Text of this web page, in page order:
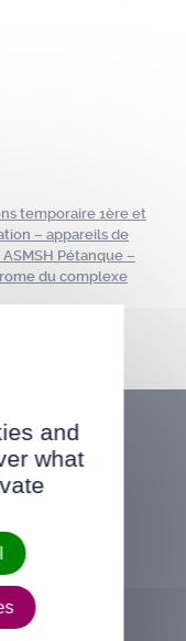
temporaire 1ère et
– appareils de
Pétanque –
du complexe
and
what